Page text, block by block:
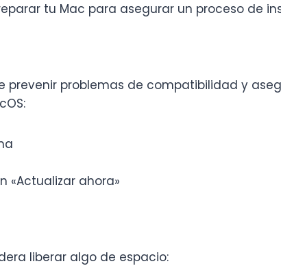
tu Mac para asegurar un proceso de
problemas de compatibilidad y
«Actualizar ahora»
liberar algo de espacio: